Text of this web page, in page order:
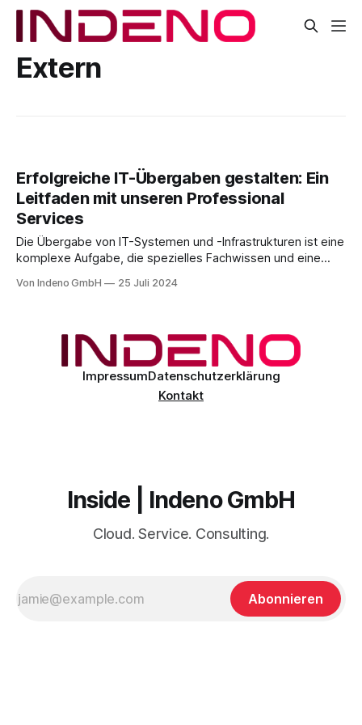
Extern
Erfolgreiche IT-Übergaben gestalten: Ein
Leitfaden mit unseren Professional
Services
Die Übergabe von IT-Systemen und -Infrastrukturen ist eine
komplexe Aufgabe, die spezielles Fachwissen und eine
des Carve-in und Carve-out stellen Unternehmen vor
Schwierigkeiten und wie externe Unterstützung durch
Von Indeno GmbH 25 Juli 2024
ImpressumDatenschutzerklärung
Kontakt
Inside | Indeno GmbH
Cloud. Service. Consulting.
Abonnieren